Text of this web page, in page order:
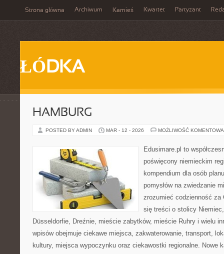
Strona główna Archiwum Kamień Kwartet Partyzant
ŁÓDKA
HAMBURG
POSTED BY ADMIN MAR - 12 - 2026 MOŻLIWOŚĆ
Edusimare.pl to
poświęcony niemieckim
kompendium dla osób
pomysłów na zwiedzanie
zrozumieć codzienność za
się treści o stolicy
Düsseldorfie, Dreźnie, mieście zabytków, mieście Ruhry i wielu
wpisów obejmuje ciekawe miejsca, zakwaterowanie, transport,
kultury, miejsca wypoczynku oraz ciekawostki regionalne. Nowe